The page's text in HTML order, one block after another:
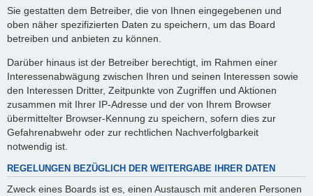
Sie gestatten dem Betreiber, die von Ihnen eingegebenen und
oben näher spezifizierten Daten zu speichern, um das Board
betreiben und anbieten zu können.
Darüber hinaus ist der Betreiber berechtigt, im Rahmen einer
Interessenabwägung zwischen Ihren und seinen Interessen sowie
den Interessen Dritter, Zeitpunkte von Zugriffen und Aktionen
zusammen mit Ihrer IP-Adresse und der von Ihrem Browser
übermittelter Browser-Kennung zu speichern, sofern dies zur
Gefahrenabwehr oder zur rechtlichen Nachverfolgbarkeit
notwendig ist.
REGELUNGEN BEZÜGLICH DER WEITERGABE IHRER DATEN
Zweck eines Boards ist es, einen Austausch mit anderen Personen